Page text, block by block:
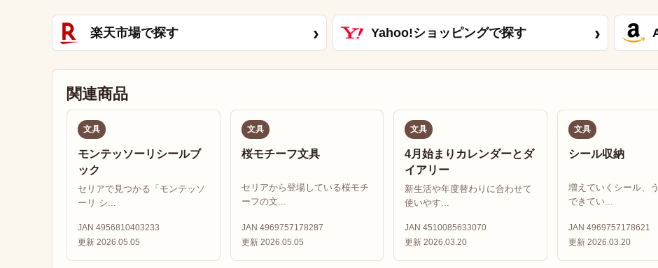
楽天市場で探す › Yahoo!ショッピングで探す ›
関連商品
文具
モンテッソーリシールブ
ック
セリアで見つかる「モンテッソ
ーリ シ...
JAN 4956810403233
更新 2026.05.05
文具
桜モチーフ文具
セリアから登場している桜モチ
ーフの文...
JAN 4969757178287
更新 2026.05.05
文具
4月始まりカレンダーとダ
イアリー
新生活や年度替わりに合わせて
使いやす...
JAN 4510085633070
更新 2026.03.20
文具
シール収納
増えていくシール、
できてい...
JAN 4969757178621
更新 2026.03.20